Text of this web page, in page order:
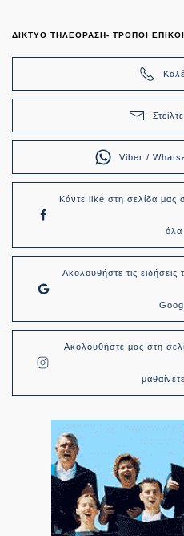
ΔΙΚΤΥΟ ΤΗΛΕΟΡΑΣΗ- ΤΡΟΠΟΙ
Viber /
Κάντε like στη σελίδα μας
όλα
Ακολουθήστε τις
Ακολουθήστε μας στη